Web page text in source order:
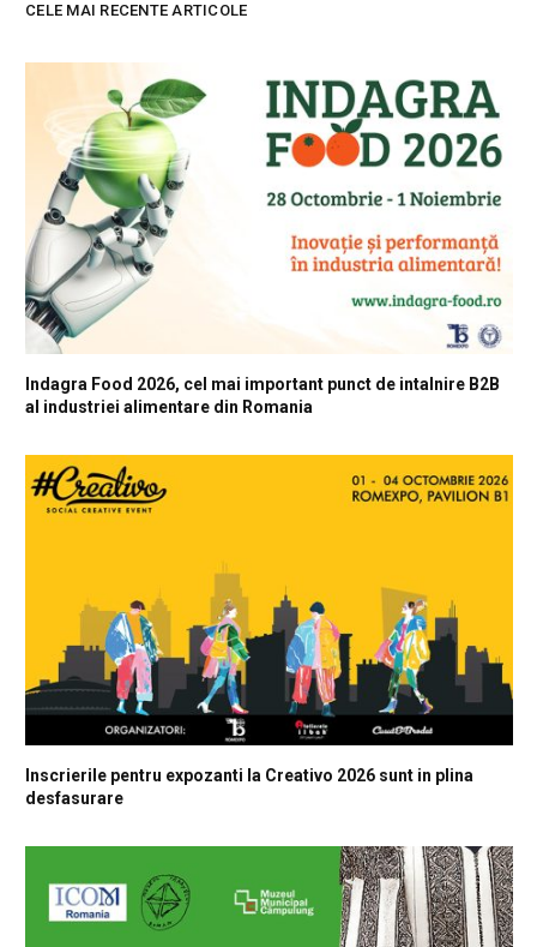
CELE MAI RECENTE ARTICOLE
Indagra Food 2026, cel mai important punct de intalnire B2B
al industriei alimentare din Romania
Inscrierile pentru expozanti la Creativo 2026 sunt in plina
desfasurare